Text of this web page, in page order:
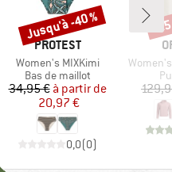
MARQUE
PROTEST
Article
Women's MIXKimi
Product group
Bas de maillot
Prix
34,95 € Prix réduit
à partir de
20,97 €
0,0(0)
Remise
Jusqu'à -40 %
Article
-